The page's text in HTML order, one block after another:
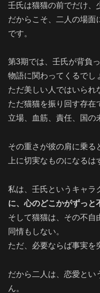
壬氏は猫猫の前でだけ、
だからこそ、二人の場面
です。
第3期では、壬氏が背負
物語に関わってくるでし
ただ美しい人ではいられ
ただ猫猫を振り回す存在
立場、血筋、責任、国の
その重さが彼の肩に乗る
上に切実なものになるは
私は、壬氏というキャラ
に、心のどこかがずっと
そして猫猫は、その不自
同情もしない。
ただ、必要ならば事実を
だから二人は、恋愛とい
ん。